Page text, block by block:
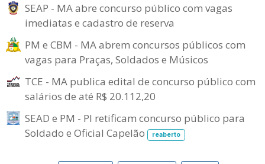
SEAP - MA abre concurso público com vagas
imediatas e cadastro de reserva
PM e CBM - MA abrem concursos públicos com
vagas para Praças, Soldados e Músicos
TCE - MA publica edital de concurso público com
salários de até R$ 20.112,20
SEAD e PM - PI retificam concurso público para
Soldado e Oficial Capelão
reaberto